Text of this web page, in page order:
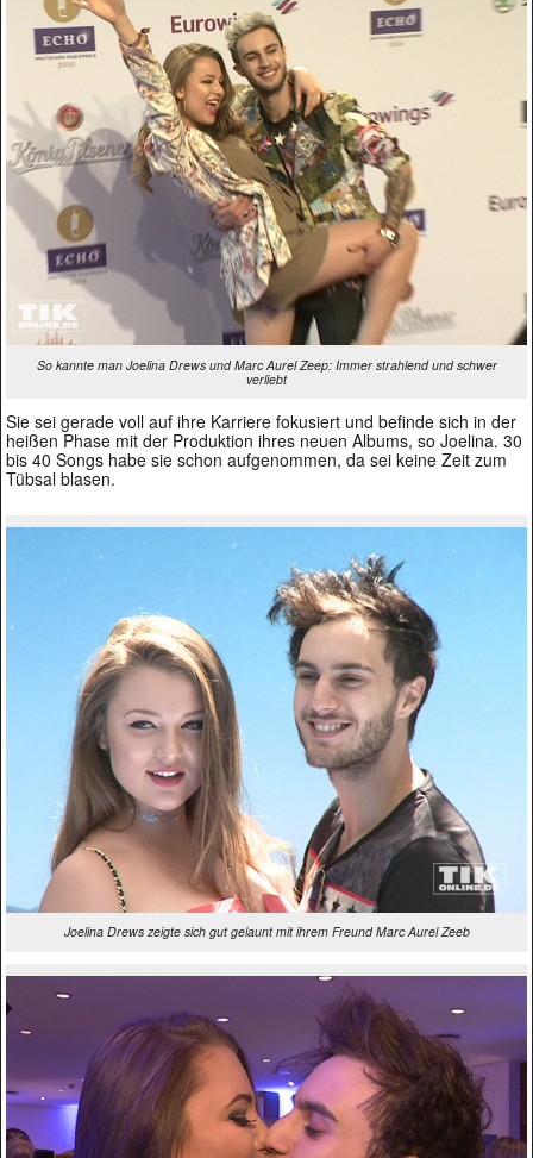
So kannte man Joelina Drews und Marc Aurel Zeep: Immer strahlend und schwer
verliebt
Sie sei gerade voll auf ihre Karriere fokusiert und befinde sich in der
heißen Phase mit der Produktion ihres neuen Albums, so Joelina. 30
bis 40 Songs habe sie schon aufgenommen, da sei keine Zeit zum
Tübsal blasen.
Joelina Drews zeigte sich gut gelaunt mit ihrem Freund Marc Aurel Zeeb